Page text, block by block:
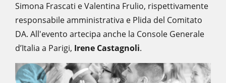
Simona Frascati e Valentina Frulio, rispettivamente
responsabile amministrativa e Plida del Comitato
DA. All'evento artecipa anche la Console Generale
d’Italia a Parigi, Irene Castagnoli.